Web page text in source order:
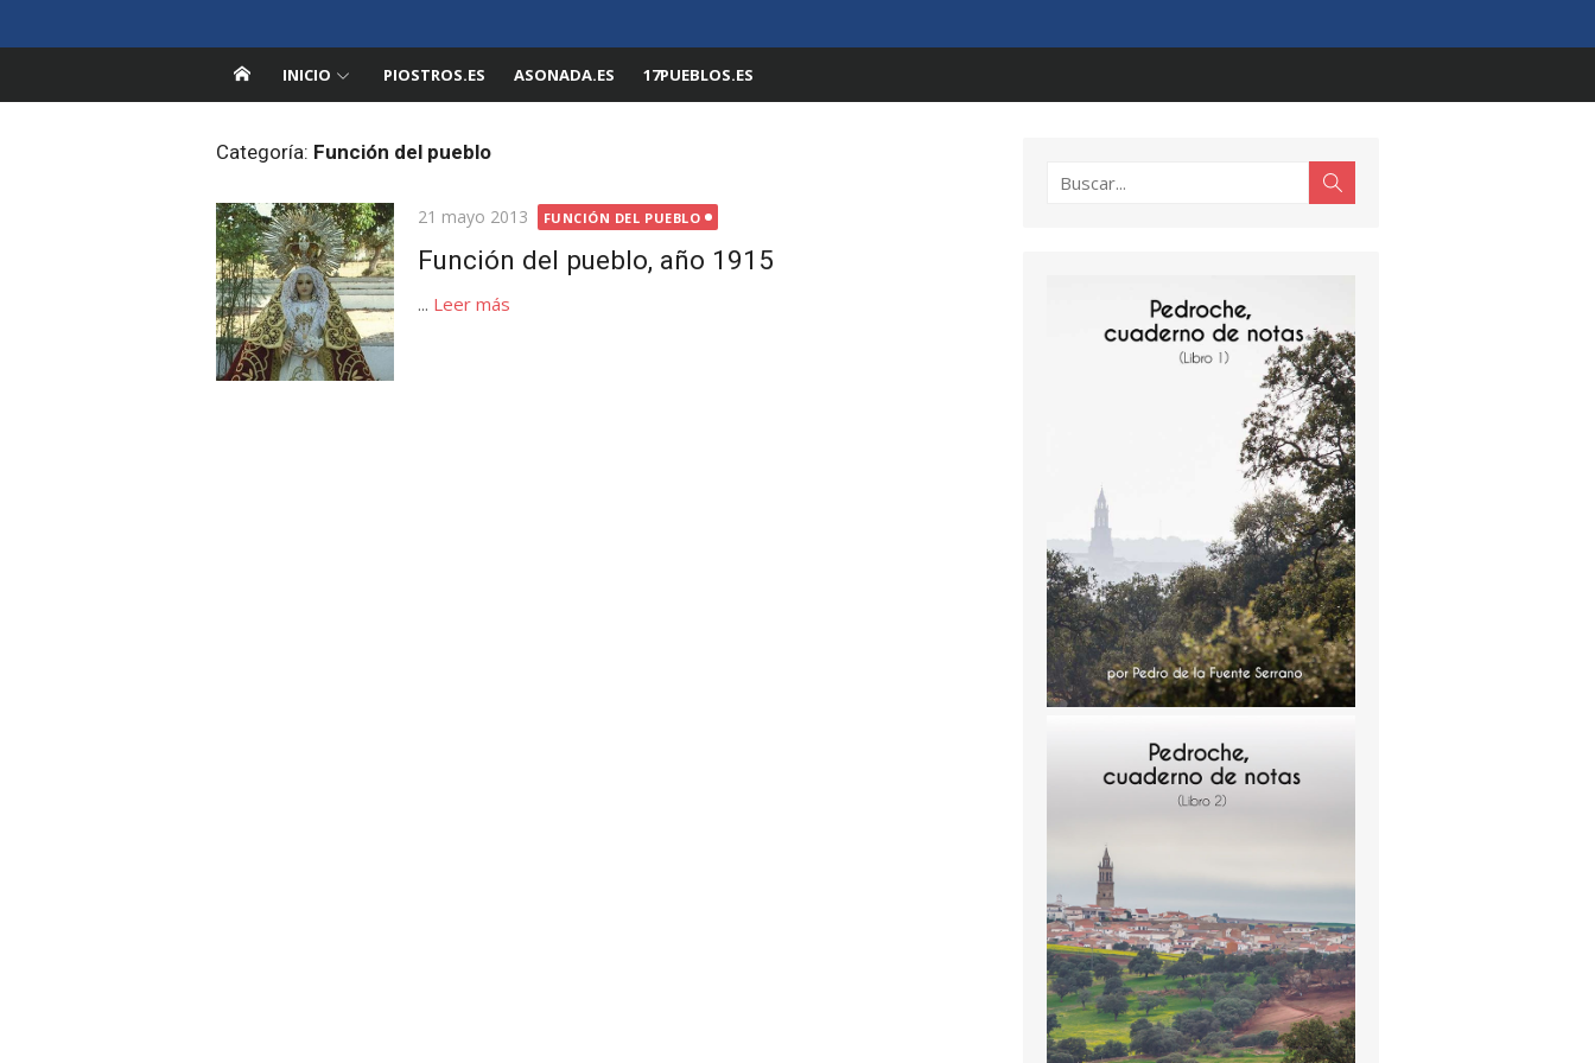
al
Pedroche en la Red
Información sobre Pedroche, Córdoba
INICIO
PIOSTROS.ES ASONADA.ES 17PUEBLOS.ES
Categoría: Función del pueblo
Publicada
21 mayo 2013 FUNCIÓN DEL PUEBLO
Función del pueblo, año 1915
... Leer más
Buscar: